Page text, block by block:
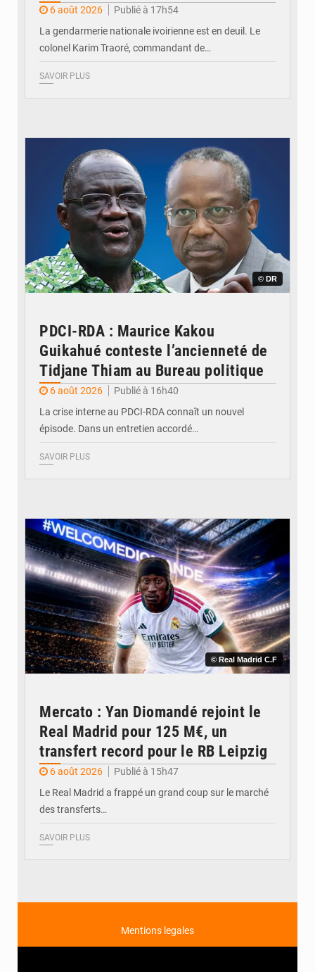
après une activité sportive
6 août 2026
Publié à 17h54
La gendarmerie nationale ivoirienne est en deuil. Le
colonel Karim Traoré, commandant de…
SAVOIR PLUS
© DR
PDCI-RDA : Maurice Kakou
Guikahué conteste l’ancienneté de
Tidjane Thiam au Bureau politique
6 août 2026
Publié à 16h40
La crise interne au PDCI-RDA connaît un nouvel
épisode. Dans un entretien accordé…
SAVOIR PLUS
© Real Madrid C.F
Mercato : Yan Diomandé rejoint le
Real Madrid pour 125 M€, un
transfert record pour le RB Leipzig
6 août 2026
Publié à 15h47
Le Real Madrid a frappé un grand coup sur le marché
des transferts…
SAVOIR PLUS
Mentions legales